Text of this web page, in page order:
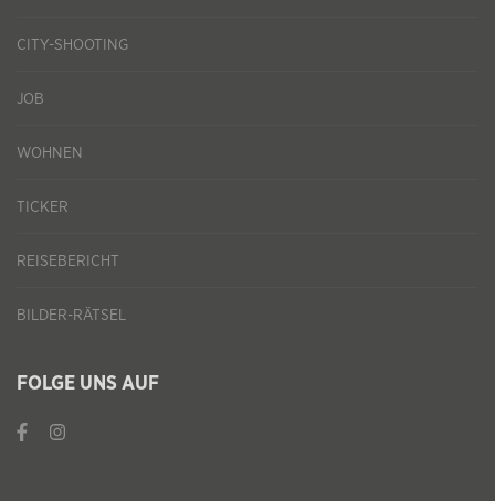
CITY-SHOOTING
JOB
WOHNEN
TICKER
REISEBERICHT
BILDER-RÄTSEL
FOLGE UNS AUF